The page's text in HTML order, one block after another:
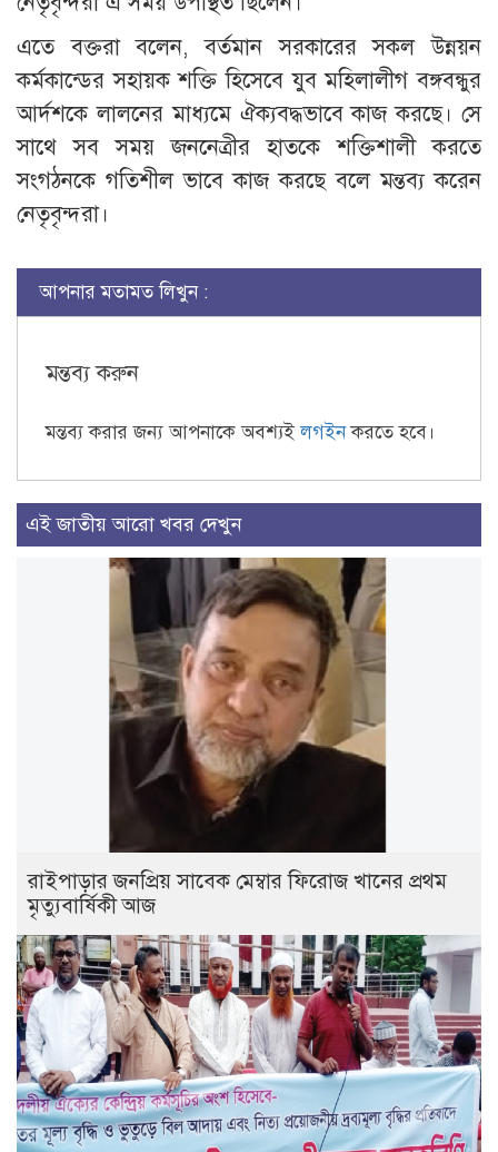
এতে বক্তরা বলেন, বর্তমান সরকারের সকল উন্নয়ন
কর্মকান্ডের সহায়ক শক্তি হিসেবে যুব মহিলালীগ বঙ্গবন্ধুর
আর্দশকে লালনের মাধ্যমে ঐক্যবদ্ধভাবে কাজ করছে। সে
সাথে সব সময় জননেত্রীর হাতকে শক্তিশালী করতে
সংগঠনকে গতিশীল ভাবে কাজ করছে বলে মন্তব্য করেন
নেতৃবৃন্দরা।
আপনার মতামত লিখুন :
মন্তব্য করুন
মন্তব্য করার জন্য আপনাকে অবশ্যইলগইনকরতে হবে।
এই জাতীয় আরো খবর দেখুন
রাইপাড়ার জনপ্রিয় সাবেক মেম্বার ফিরোজ খানের প্রথম
মৃত্যুবার্ষিকী আজ